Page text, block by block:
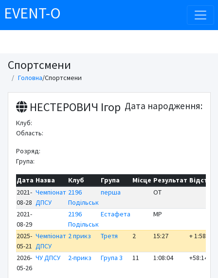
EVENT-O
Спортсмени
Головна/Спортсмени
НЕСТЕРОВИЧ Ігор Дата народження:
Клуб:
Область:
Розряд:
Група:
Дата Назва Клуб Група Місце Результат Відст
2021-
08-28
Чемпіонат
ДПСУ
2196
Подільськ
перша OT
2021-
08-29
2196
Подільськ
Естафета MP
2025-
05-21
Чемпіонат
ДПСУ
2 прикз Третя 2 15:27 + 1:58
2026-
05-26
ЧУ ДПСУ 2-прикз Група 3 11 1:08:04 +58:14